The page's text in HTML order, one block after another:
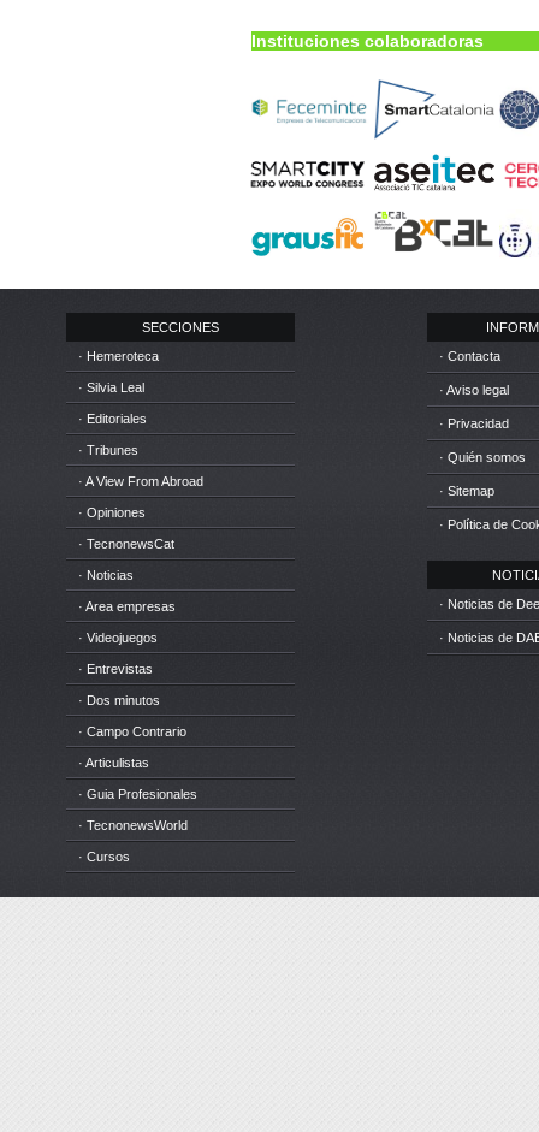
Instituciones colaboradoras
SECCIONES
· Hemeroteca
· Silvia Leal
· Editoriales
· Tribunes
· A View From Abroad
· Opiniones
· TecnonewsCat
· Noticias
· Area empresas
· Videojuegos
· Entrevistas
· Dos minutos
· Campo Contrario
· Articulistas
· Guia Profesionales
· TecnonewsWorld
· Cursos
· Contacta
· Aviso legal
· Privacidad
· Quién somos
· Sitemap
· Política de
· Noticias de
· Noticias de